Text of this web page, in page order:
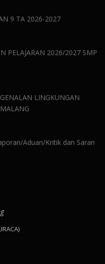
9 TA 2026-2027
PELAJARAN 2026/2027 SMP
LINGKUNGAN
Aduan/Kritik dan Saran